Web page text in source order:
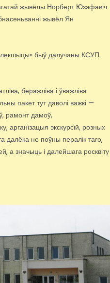
жывёлы Норберт Юзэфавіч
жывёл Ян
быў далучаны КСУП
беражліва і ўважліва
пакет тут даволі важкі —
рамонт дамоў,
арганізацыя экскурсій, розных
далёка не поўны пералік таго,
а значыць і далейшага росквіту